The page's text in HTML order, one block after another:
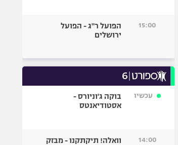
15:00
הפועל ר"ג - הפועל
ירושלים
עכשיו
בוקה ג'וניורס -
אסטודיאנטס
14:00
וואלה! תיקתקנו - מבזק